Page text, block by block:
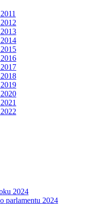
2024
parlamentu 2024